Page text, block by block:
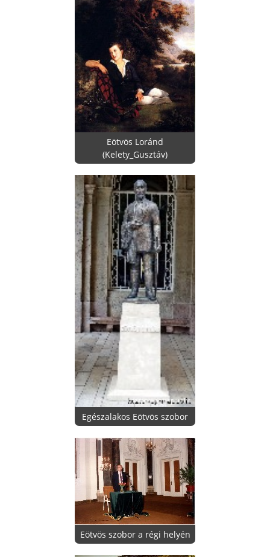
Eötvös Loránd
(Kelety_Gusztáv)
Egészalakos Eötvös szobor
Eötvös szobor a régi helyén